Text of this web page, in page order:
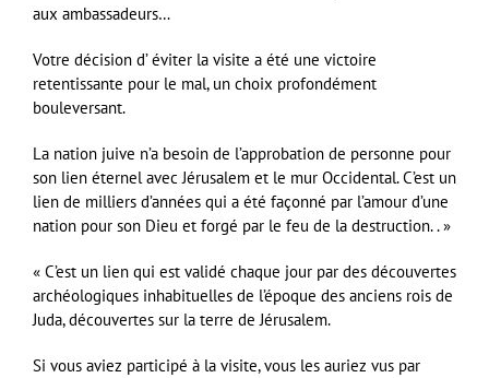
aux ambassadeurs…
Votre décision d’ éviter la visite a été une victoire
retentissante pour le mal, un choix profondément
bouleversant.
La nation juive n’a besoin de l’approbation de personne pour
son lien éternel avec Jérusalem et le mur Occidental. C’est un
lien de milliers d’années qui a été façonné par l’amour d’une
nation pour son Dieu et forgé par le feu de la destruction. . »
« C’est un lien qui est validé chaque jour par des découvertes
archéologiques inhabituelles de l’époque des anciens rois de
Juda, découvertes sur la terre de Jérusalem.
Si vous aviez participé à la visite, vous les auriez vus par